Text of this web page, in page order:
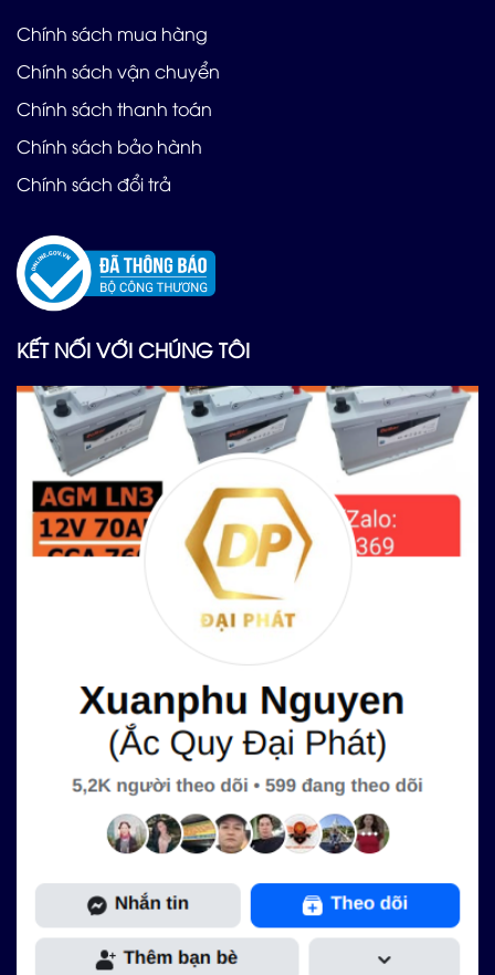
Chính sách mua hàng
Chính sách vận chuyển
Chính sách thanh toán
Chính sách bảo hành
Chính sách đổi trả
KẾT NỐI VỚI CHÚNG TÔI